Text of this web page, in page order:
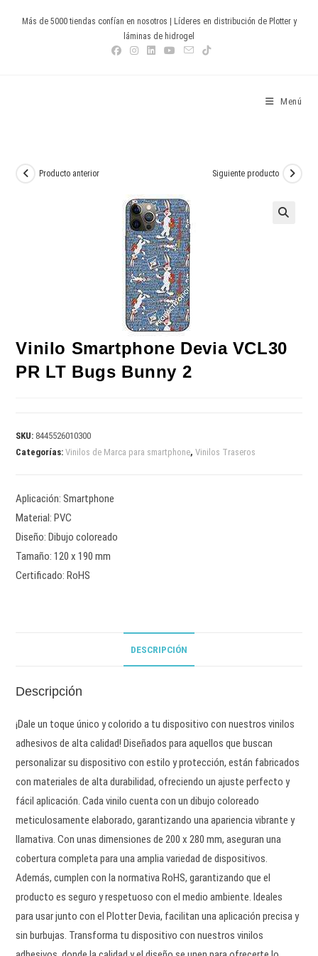
Más de 5000 tiendas confían en nosotros | Líderes en distribución de Plotter y
láminas de hidrogel
Menú
Producto anterior Siguiente producto
Vinilo Smartphone Devia VCL30
PR LT Bugs Bunny 2
SKU: 8445526010300
Categorías:Vinilos de Marca para smartphone,Vinilos Traseros
Aplicación: Smartphone
Material: PVC
Diseño: Dibujo coloreado
Tamaño: 120 x 190 mm
Certificado: RoHS
DESCRIPCIÓN
Descripción
¡Dale un toque único y colorido a tu dispositivo con nuestros vinilos
adhesivos de alta calidad! Diseñados para aquellos que buscan
personalizar su dispositivo con estilo y protección, están fabricados
con materiales de alta durabilidad, ofreciendo un ajuste perfecto y
fácil aplicación. Cada vinilo cuenta con un dibujo coloreado
meticulosamente elaborado, garantizando una apariencia vibrante y
llamativa. Con unas dimensiones de 200 x 280 mm, aseguran una
cobertura completa para una amplia variedad de dispositivos.
Además, cumplen con la normativa RoHS, garantizando que el
producto es seguro y respetuoso con el medio ambiente. Ideales
para usar junto con el Plotter Devia, facilitan una aplicación precisa y
sin burbujas. Transforma tu dispositivo con nuestros vinilos